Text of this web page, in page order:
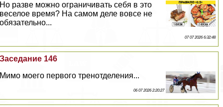
Но разве можно ограничивать себя в это
веселое время? На самом деле вовсе не
обязательно...
07 07 2026 6:32:48
Заседание 146
Мимо моего первого тренотделения...
06 07 2026 2:20:27